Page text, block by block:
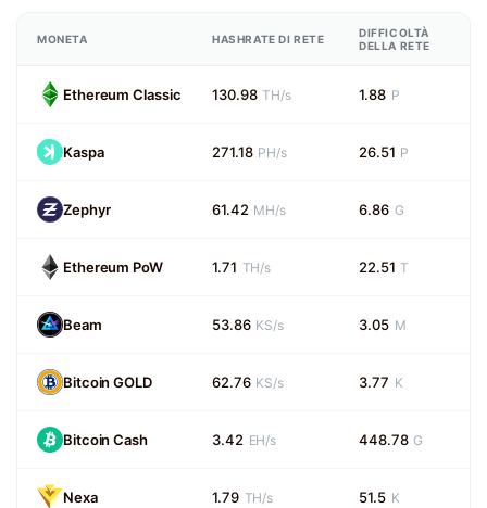
MONETA HASHRATE DI RETE
DIFFICOLTÀ
DELLA RETE
Ethereum Classic 130.98 TH/s 1.88 P
Kaspa 271.18 PH/s 26.51 P
Zephyr 61.42 MH/s 6.86 G
Ethereum PoW 1.71 TH/s 22.51 T
Beam 53.86 KS/s 3.05 M
Bitcoin GOLD 62.76 KS/s 3.77 K
Bitcoin Cash 3.42 EH/s 448.78 G
Nexa 1.79 TH/s 51.5 K